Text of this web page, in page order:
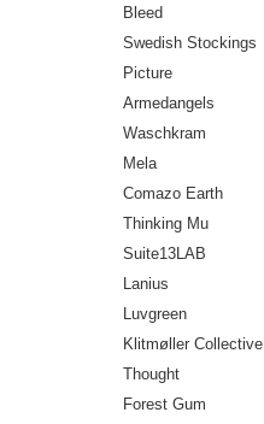
Bleed
Swedish Stockings
Picture
Armedangels
Waschkram
Mela
Comazo Earth
Thinking Mu
Suite13LAB
Lanius
Luvgreen
Klitmøller Collective
Thought
Forest Gum